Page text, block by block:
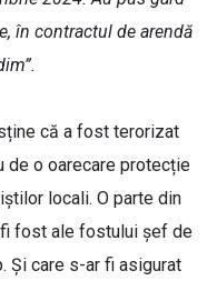
în contractul de arendă
că a fost terorizat
de o oarecare protecție
locali. O parte din
fost ale fostului șef de
Și care s-ar fi asigurat